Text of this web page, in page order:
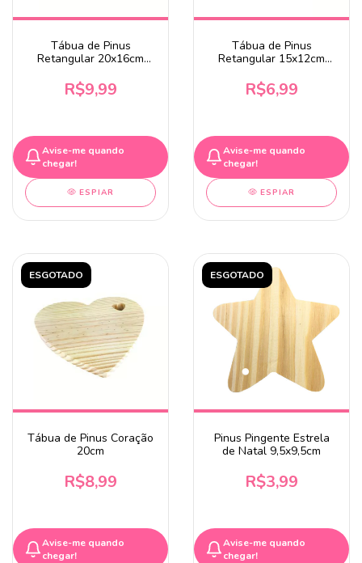
Tábua de Pinus
Retangular 20x16cm
R$9,99
Avise-me quando
chegar!
ESPIAR
Tábua de Pinus
Retangular 15x12cm
R$6,99
Avise-me quando
chegar!
ESPIAR
ESGOTADO
Tábua de Pinus Coração
20cm
R$8,99
Avise-me quando
chegar!
ESGOTADO
Pinus Pingente Estrela
de Natal 9,5x9,5cm
R$3,99
Avise-me quando
chegar!